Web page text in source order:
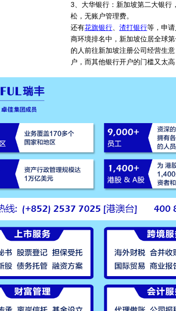
3、大华银行：新加坡第二大银行
松，无账户管理费。
还有花旗银行 渣打银行等，申
商环境排名中，新加坡位居全球
的人前往新加坡注册公司经营生
户，而其他银行开户的门槛又太